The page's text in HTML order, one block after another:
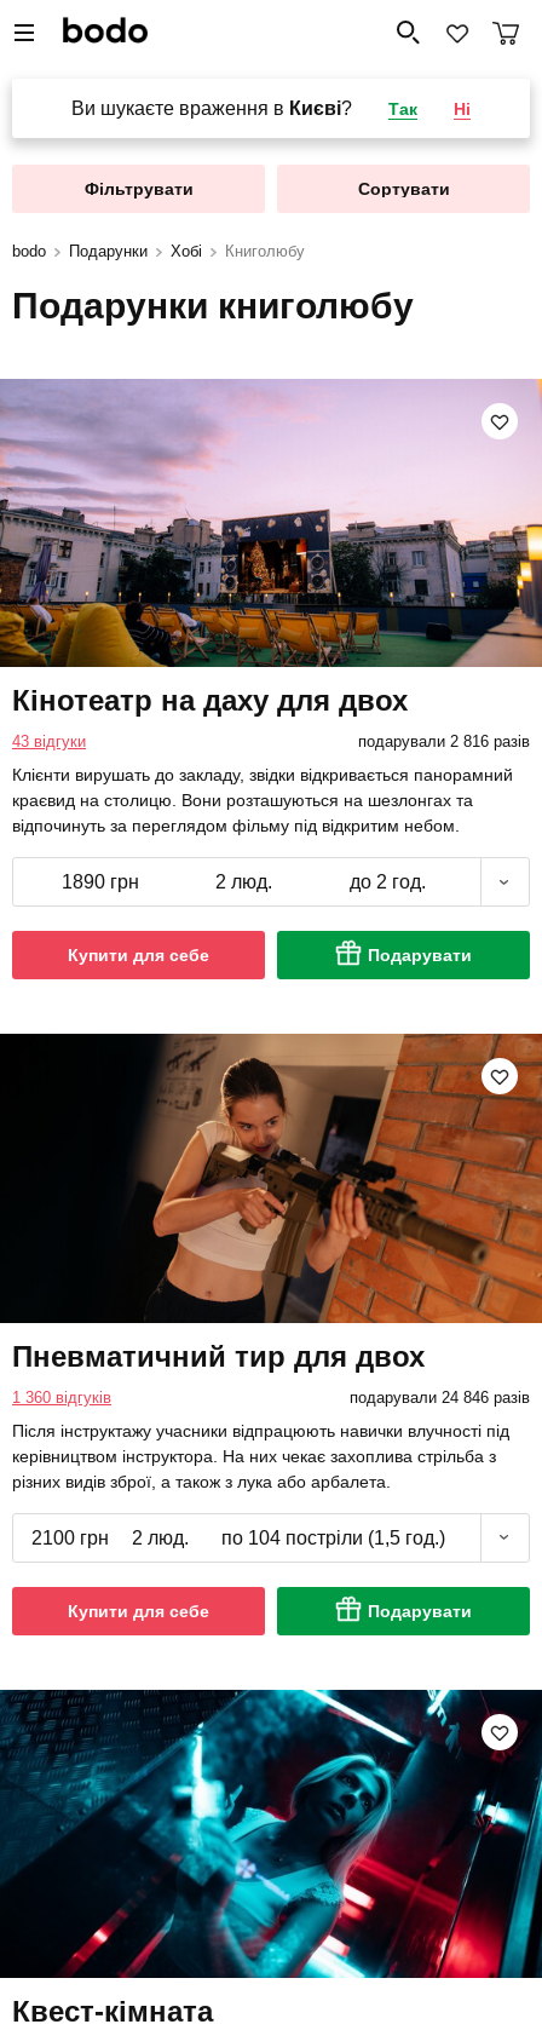
Ви шукаєте враження в Києві? Так Ні
Фільтрувати Сортувати
bodo Подарунки Хобі Книголюбу
Подарунки книголюбу
Кінотеатр на даху для двох
43 відгуки подарували 2 816 разів
Клієнти вирушать до закладу, звідки відкривається панорамний
краєвид на столицю. Вони розташуються на шезлонгах та
відпочинуть за переглядом фільму під відкритим небом.
1890 грн 2 люд. до 2 год.
Купити для себе Подарувати
Пневматичний тир для двох
1 360 відгуків подарували 24 846 разів
Після інструктажу учасники відпрацюють навички влучності під
керівництвом інструктора. На них чекає захоплива стрільба з
різних видів зброї, а також з лука або арбалета.
2100 грн 2 люд. по 104 постріли (1,5 год.)
Купити для себе Подарувати
Квест-кімната